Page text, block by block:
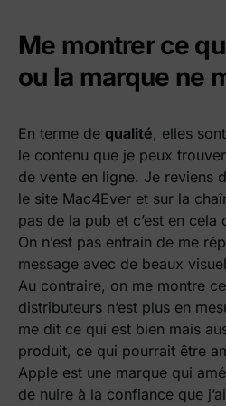
Me montrer ce
ou la marque ne
En terme de qualité, elles
le contenu que je peux
de vente en ligne. Je reviens
le site Mac4Ever et sur la
pas de la pub et c’est en cela
On n’est pas entrain de me
message avec de beaux
Au contraire, on me montre
distributeurs n’est plus en
me dit ce qui est bien mais
produit, ce qui pourrait être
Apple est une marque qui
de nuire à la confiance que